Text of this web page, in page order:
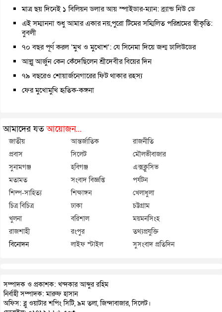
মাত্র ছয় দিনেই ১ বিলিয়ন ডলার আয় স্পাইডার-ম্যান: ব্র্যান্ড নিউ ডে
এই সম্মাননা শুধু আমার একার নয়,পুরো টিমের সম্মিলিত পরিশ্রমের স্বীকৃতি:
বুবলী
৭০ বছর পূর্ণ করল ‘মুখ ও মুখোশ’: যে সিনেমা দিয়ে জন্ম ঢালিউডের
আল্লু আর্জুন কেন কেঁদেছিলেন শ্রীদেবীর বিয়ের দিন
৭৯ বছরেও শোয়ার্জনেগারের ফিট থাকার রহস্য
ফের মুখোমুখি হৃতিক-কঙ্গনা
আমাদের যতআয়োজন...
জাতীয় আন্তর্জাতিক
রাজনীতি
প্রবাস
সিলেট
মৌলভীবাজার
সুনামগঞ্জ
হবিগঞ্জ
এক্সক্লুসিভ
মতামত
সংবাদ বিজ্ঞপ্তি
পর্যটন
শিল্প-সাহিত্য
শিক্ষাঙ্গন
খেলাধুলা
চিত্র বিচিত্র
ঢাকা
চট্টগ্রাম
খুলনা
বরিশাল
ময়মনসিংহ
রাজশাহী
রংপুর
তথ্যপ্রযুক্তি
বিনোদন
লাইফ স্টাইল সুসংবাদ প্রতিদিন
সম্পাদক ও প্রকাশক: খন্দকার আব্দুর রহিম
নির্বাহী সম্পাদক: মারুফ হাসান
অফিস: ব্লু ওয়াটার শপিং সিটি, ৯ম তলা, জিন্দাবাজার, সিলেট।